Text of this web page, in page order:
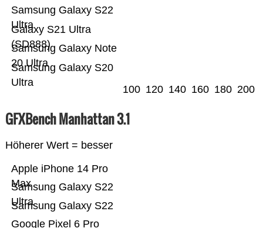
Samsung Galaxy S20
Ultra
Samsung Galaxy Note
20 Ultra
Galaxy S21 Ultra
(SD888)
Samsung Galaxy S22
Ultra
100 120 140 160 180 200
GFXBench Manhattan 3.1
Höherer Wert = besser
Google Pixel 6 Pro
Samsung Galaxy S22
Samsung Galaxy S22
Ultra
Apple iPhone 14 Pro
Max